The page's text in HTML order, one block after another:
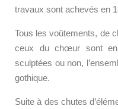
travaux sont achevés en
Tous les voûtements, de
ceux du chœur sont en
sculptées ou non,
gothique.
Suite à des chutes